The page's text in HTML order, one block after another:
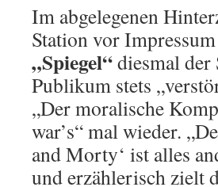
Im abgelegenen
Station vor
„Spiegel“diesmal der
Publikum stets
„Der moralische
war’s“ mal wieder.
and Morty‘ ist alles
und erzählerisch zielt